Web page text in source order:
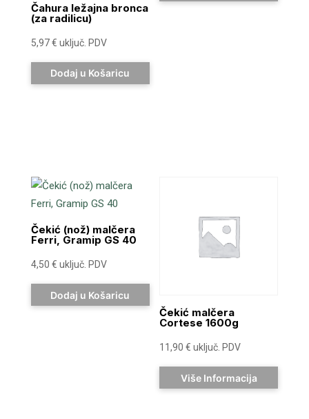
Čahura ležajna bronca
(za radilicu)
5,97€ uključ. PDV
Dodaj u Košaricu
Čekić (nož) malčera
Ferri, Gramip GS 40
4,50 € uključ. PDV
Dodaj u Košaricu
Čekić malčera
Cortese 1600g
11,90€ uključ. PDV
Više Informacija